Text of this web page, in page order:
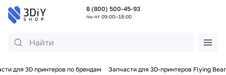
8 (800) 500-45-93
пн-пт 09:00—18:00
для 3D принтеров по брендам Запчасти для 3D-принтеров Flying Bear